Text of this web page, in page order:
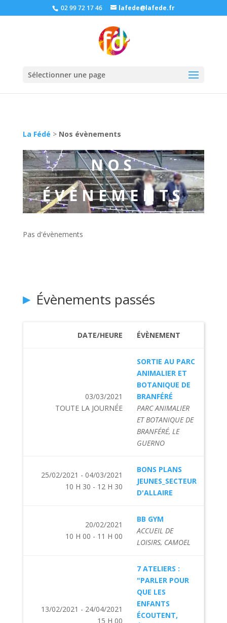
02 99 72 17 46 lafede@lafede.fr
Sélectionner une page
La Fédé > Nos évènements
NOS
ÉVÈNEMENTS
Pas d'évènements
Évènements passés
DATE/HEURE ÉVÈNEMENT
03/03/2021
TOUTE LA JOURNÉE
SORTIE AU PARC
ANIMALIER ET
BOTANIQUE DE
BRANFÉRÉ
PARC ANIMALIER
ET BOTANIQUE DE
BRANFÉRÉ, LE
GUERNO
25/02/2021 - 04/03/2021
10 H 30 - 12 H 30
BONS PLANS
JEUNES_SECTEUR
D'ALLAIRE
20/02/2021
10 H 00 - 11 H 00
BB GYM
ACCUEIL DE
LOISIRS, CAMOEL
13/02/2021 - 24/04/2021
15 H 00
7 ATELIERS :
"PARLER POUR
QUE LES
ENFANTS
ÉCOUTENT,